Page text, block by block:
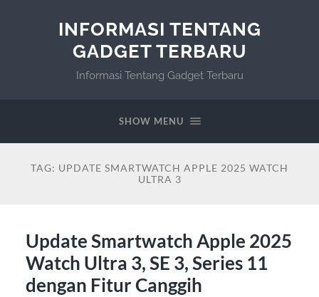
INFORMASI TENTANG
GADGET TERBARU
Informasi Tentang Gadget Terbaru
SHOW MENU
TAG: UPDATE SMARTWATCH APPLE 2025 WATCH
ULTRA 3
Update Smartwatch Apple 2025
Watch Ultra 3, SE 3, Series 11
dengan Fitur Canggih